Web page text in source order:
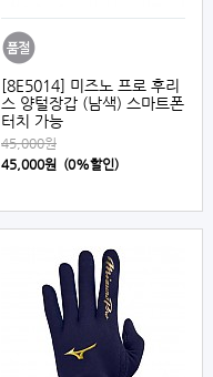
[8E5014] 미즈노 프로 후리
스 양털장갑 (남색) 스마트폰
터치 가능
45,000원
45,000원 (0%할인)